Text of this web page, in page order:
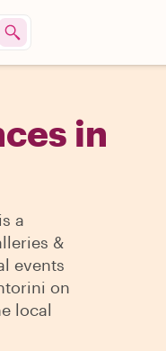
in
a
&
events
on
local